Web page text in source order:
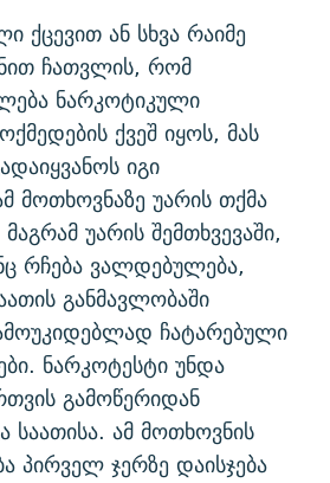
ქცევით ან სხვა რაიმე
ჩათვლის, რომ
ნარკოტიკული
ქვეშ იყოს, მას
იგი
მოთხოვნაზე უარის თქმა
უარის შემთხვევაში,
რჩება ვალდებულება,
განმავლობაში
ჩატარებული
ნარკოტესტი უნდა
გამოწერიდან
საათისა. ამ მოთხოვნის
პირველ ჯერზე დაისჯება